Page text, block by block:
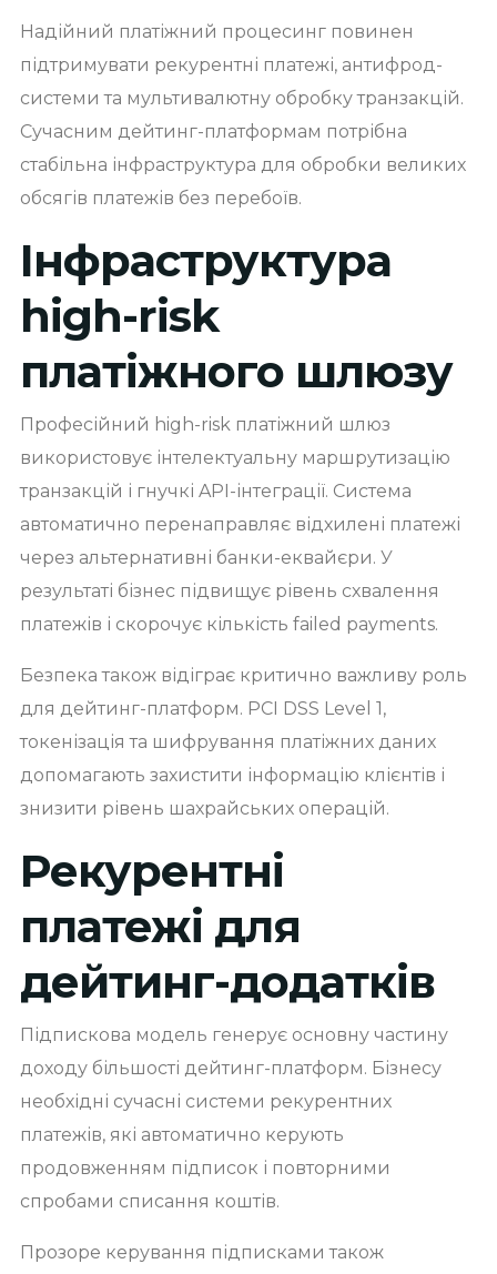
Надійний платіжний процесинг повинен
підтримувати рекурентні платежі, антифрод-
системи та мультивалютну обробку транзакцій.
Сучасним дейтинг-платформам потрібна
стабільна інфраструктура для обробки великих
обсягів платежів без перебоїв.
Інфраструктура
high-risk
платіжного шлюзу
Професійний high-risk платіжний шлюз
використовує інтелектуальну маршрутизацію
транзакцій і гнучкі API-інтеграції. Система
автоматично перенаправляє відхилені платежі
через альтернативні банки-еквайєри. У
результаті бізнес підвищує рівень схвалення
платежів і скорочує кількість failed payments.
Безпека також відіграє критично важливу роль
для дейтинг-платформ. PCI DSS Level 1,
токенізація та шифрування платіжних даних
допомагають захистити інформацію клієнтів і
знизити рівень шахрайських операцій.
Рекурентні
платежі для
дейтинг-додатків
Підпискова модель генерує основну частину
доходу більшості дейтинг-платформ. Бізнесу
необхідні сучасні системи рекурентних
платежів, які автоматично керують
продовженням підписок і повторними
спробами списання коштів.
Прозоре керування підписками також